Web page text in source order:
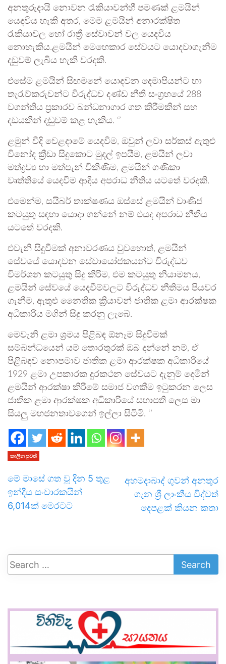
අනතුරුදායි නොවන රැකියාවන්හී පමණක් ළමයින්
යෙදවිය හැකි අතර, මෙම ළමයින් අනාරක්ෂිත
රැකියාවල හෝ රාත්‍රී සේවාවන් වල යෙදවිය
නොහැකිය.ළමයින් මෙහෙකාර සේවයට යොදවාගැනීම
දඩුවම් ලැබිය හැකි වරදකි.
එසේම ළමයින් සිඟමනේ යොදවන දෙමාපියන්ට හා
තැරැව්කරුවන්ට විරුද්ධව දණ්ඩ නීති සංග්‍රහයේ 288
වගන්තිය ප්‍රකාරව බන්ධනාගාර ගත කිරීමකින් සහ
දඩයකින් දඬුවම් කළ හැකිය. ‘’
ළමුන් වීදි වෙළදාමේ යෙදවිම, ඔවුන් ලවා සර්කස් ඇතුළු
විනෝද ක්‍රීඩා සිදුකොට මුදල් ඉපයීම, ළමයින් ලවා
මත්ද්‍රව්‍ය හා මත්පැන් විකිණිම, ළමයින් ගණිකා
වෘත්තියේ යෙදවීම ආදිය අපරාධ නීතිය යටතේ වරදකි.
එමෙන්ම, සයිබර් තාක්ෂණය ඔස්සේ ළමයින් වාණිජ
කටයුතු සඳහා යොදා ගන්නේ නම් එයද අපරාධ නීතිය
යටතේ වරදකි.
එවැනි සිදුවීමක් අනාවරණය වුවහොත්, ළමයින්
සේවයේ යොදවන සේවායෝජකයන්ට විරුද්ධව
විමර්ශන කටයුතු සිදු කිරිම, එම කටයුතු නියාමනය,
ළමයින් සේවයේ යෙදවීම්වලට විරුද්ධව නීතිමය පියවර
ගැනීම, ඇතුළු නෛතික ක්‍රියාවන් ජාතික ළමා ආරක්ෂක
අධිකාරිය මගින් සිදු කරනු ලැබේ.
මෙවැනි ළමා ශ්‍රමය පිළිබඳ ඕනෑම සිදුවීමක්
සම්බන්ධයෙන් යම් තොරතුරක් ඔබ දන්නේ නම්, ඒ
පිළිබඳව නොපමාව ජාතික ළමා ආරක්ෂක අධිකාරියේ
1929 ළමා උපකාරක දුරකථන සේවයට දැනුම් දෙමින්
ළමයින් ආරක්ෂා කිරීමේ සමාජ වගකීම ඉටුකරන ලෙස
ජාතික ළමා ආරක්ෂක අධිකාරියේ සභාපති ලෙස මා
සියලු මහජනතාවගෙන් ඉල්ලා සිටිමි. ‘’
කාලීන පුවත්
මේ මාසේ ගත වූ දින 5 තුළ
ඉන්දීය සංචාරකයින්
6,014ක් මෙරටට
අහමදාබාද් ගුවන් අනතුර
ගැන ශ්‍රී ලාංකීය විද්වත්
දෙපළක් කියන කතා